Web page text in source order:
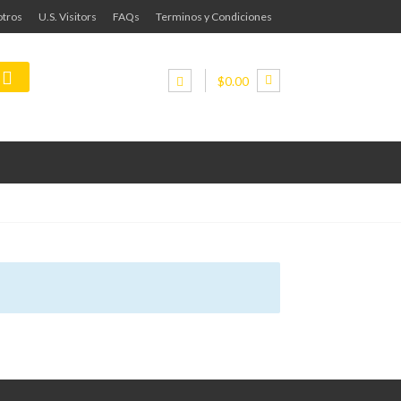
U.S. Visitors FAQs Terminos y Condiciones
$0.00